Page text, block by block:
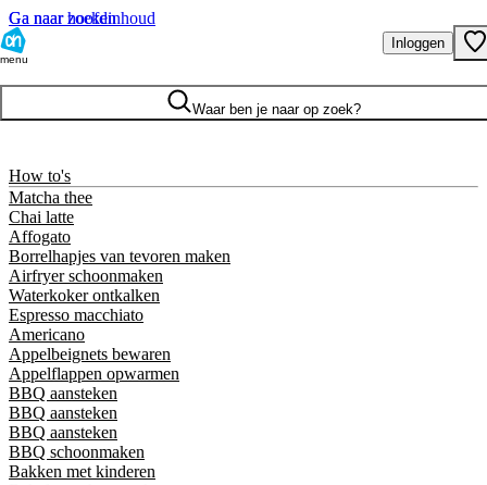
Ga naar hoofdinhoud
Ga naar zoeken
menu
Inloggen
Waar ben je naar op zoek?
How to's
Matcha thee
Chai latte
Affogato
Borrelhapjes van tevoren maken
Airfryer schoonmaken
Waterkoker ontkalken
Espresso macchiato
Americano
Appelbeignets bewaren
Appelflappen opwarmen
BBQ aansteken
BBQ aansteken
BBQ aansteken
BBQ schoonmaken
Bakken met kinderen